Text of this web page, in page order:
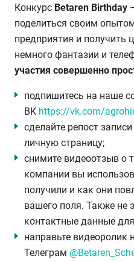
Конкурс Betaren Birthday
поделиться своим
предприятия и получить
немного фантазии и
участия совершенно
подпишитесь на наше
ВК https://vk.com/
сделайте репост
личную страницу;
снимите видеоотзыв о
компании вы
получили и как они
вашего поля. Также не
контактные данные
направьте видеоролик
Телеграм